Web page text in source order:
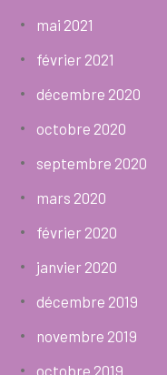
mai 2021
février 2021
décembre 2020
octobre 2020
septembre 2020
mars 2020
février 2020
janvier 2020
décembre 2019
novembre 2019
octobre 2019